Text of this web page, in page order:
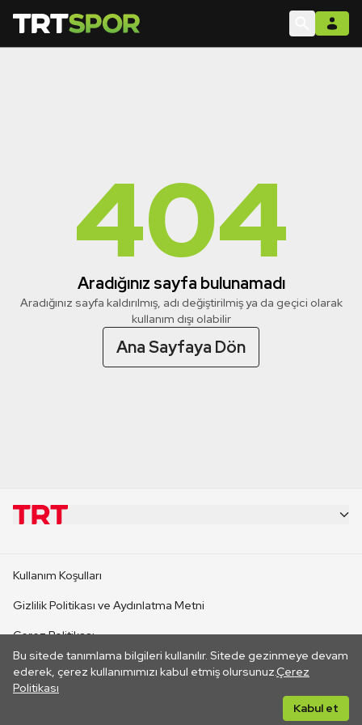
404
Aradığınız sayfa bulunamadı
Aradığınız sayfa kaldırılmış, adı değiştirilmiş ya da geçici olarak
kullanım dışı olabilir
Ana Sayfaya Dön
Bu sitede tanımlama bilgileri kullanılır. Sitede gezinmeye devam
ederek, çerez kullanımımızı kabul etmiş olursunuz.Çerez
Politikası
Kabul et
CANLI YAYINLAR
Kullanım Koşulları
Gizlilik Politikası ve Aydınlatma Metni
Çerez Politikası
İletişim
Her hakkı saklıdır. ©2026 TRT. Bağlantı yoluyla gidilen dış